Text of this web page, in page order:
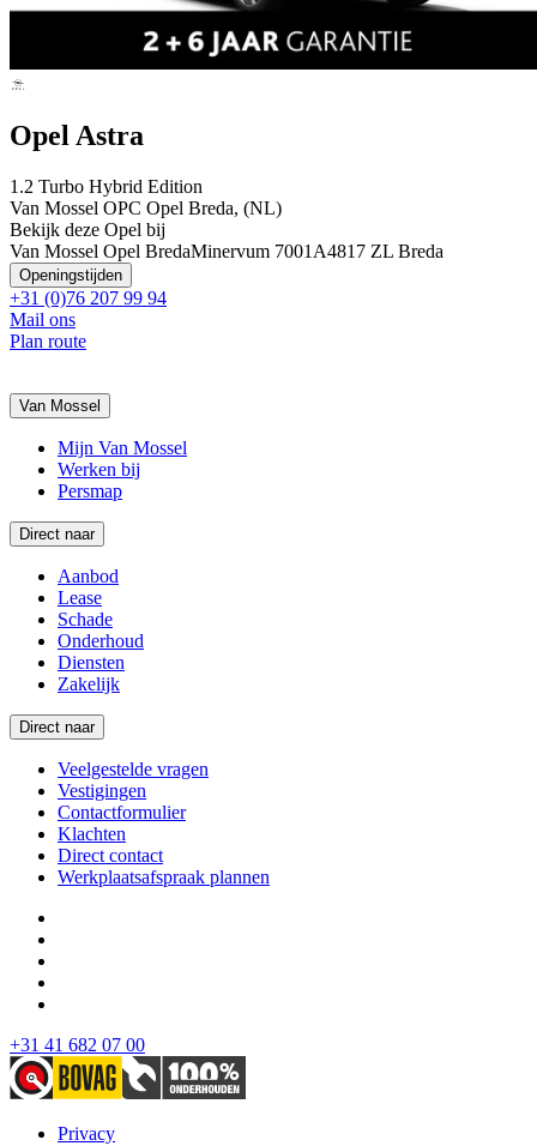
Opel Astra
1.2 Turbo Hybrid Edition
Van Mossel OPC Opel Breda, (NL)
Bekijk deze Opel bij
Van Mossel Opel BredaMinervum 7001A4817 ZL Breda
Openingstijden
+31 (0)76 207 99 94
Mail ons
Plan route
Van Mossel
Mijn Van Mossel
Werken bij
Persmap
Direct naar
Aanbod
Lease
Schade
Onderhoud
Diensten
Zakelijk
Direct naar
Veelgestelde vragen
Vestigingen
Contactformulier
Klachten
Direct contact
Werkplaatsafspraak plannen
+31 41 682 07 00
Privacy